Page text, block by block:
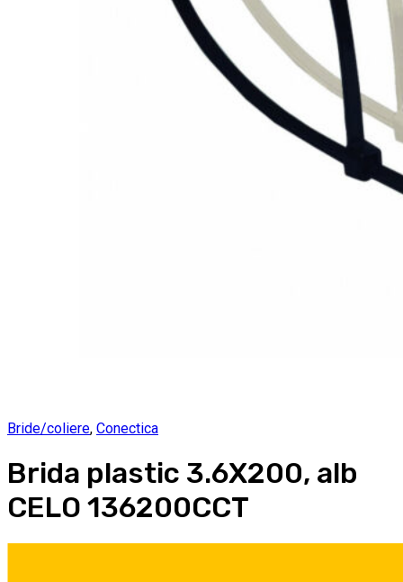
Bride/coliere, Conectica
Brida plastic 3.6X200, alb
CELO 136200CCT